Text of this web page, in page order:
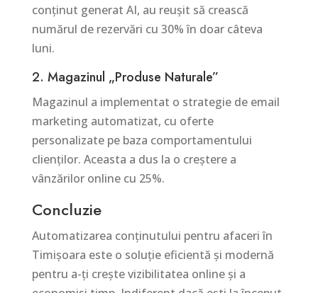
conținut generat AI, au reușit să crească
numărul de rezervări cu 30% în doar câteva
luni.
2. Magazinul „Produse Naturale”
Magazinul a implementat o strategie de email
marketing automatizat, cu oferte
personalizate pe baza comportamentului
clienților. Aceasta a dus la o creștere a
vânzărilor online cu 25%.
Concluzie
Automatizarea conținutului pentru afaceri în
Timișoara este o soluție eficientă și modernă
pentru a-ți crește vizibilitatea online și a